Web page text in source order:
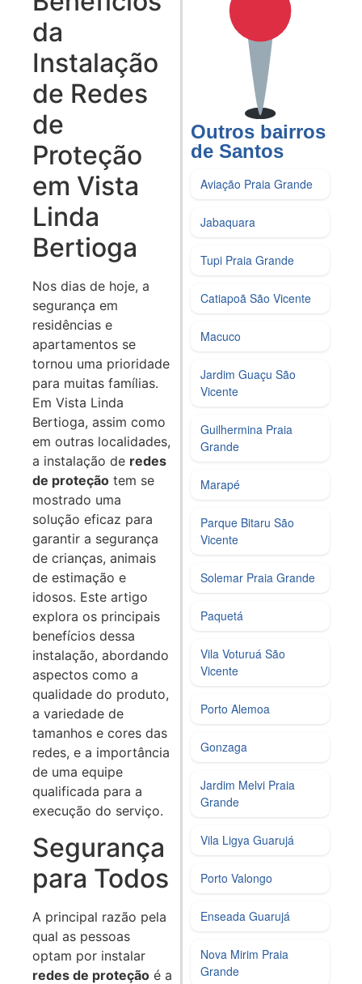
da
Instalação
de Redes
de
Proteção
em Vista
Linda
Bertioga
Nos dias de hoje, a
segurança em
residências e
apartamentos se
tornou uma prioridade
para muitas famílias.
Em Vista Linda
Bertioga, assim como
em outras localidades,
a instalação de redes
de proteção tem se
mostrado uma
solução eficaz para
garantir a segurança
de crianças, animais
de estimação e
idosos. Este artigo
explora os principais
benefícios dessa
instalação, abordando
aspectos como a
qualidade do produto,
a variedade de
tamanhos e cores das
redes, e a importância
de uma equipe
qualificada para a
execução do serviço.
Segurança
para Todos
A principal razão pela
qual as pessoas
optam por instalar
redes de proteção é a
Outros bairros
de Santos
Aviação Praia Grande
Jabaquara
Tupi Praia Grande
Catiapoã São Vicente
Macuco
Jardim Guaçu São
Vicente
Guilhermina Praia
Grande
Marapé
Parque Bitaru São
Vicente
Solemar Praia Grande
Paquetá
Vila Voturuá São
Vicente
Porto Alemoa
Gonzaga
Jardim Melvi Praia
Grande
Vila Ligya Guarujá
Porto Valongo
Enseada Guarujá
Nova Mirim Praia
Grande